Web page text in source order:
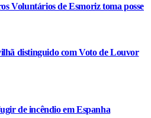
Voluntários de Esmoriz toma posse
distinguido com Voto de Louvor
de incêndio em Espanha